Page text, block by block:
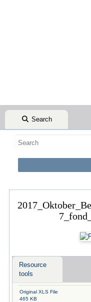
Search
Resource
tools
Original XLS File
465 KB